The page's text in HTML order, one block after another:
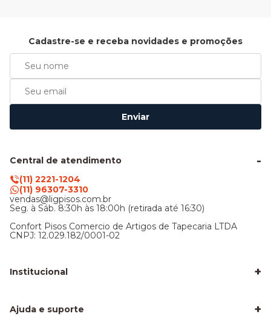
Cadastre-se e receba novidades e promoções
Enviar
Central de atendimento
(11) 2221-1204
(11) 96307-3310
vendas@ligpisos.com.br
Seg. à Sáb. 8:30h às 18:00h (retirada até 16:30)
Confort Pisos Comercio de Artigos de Tapecaria LTDA
CNPJ: 12.029.182/0001-02
Institucional +
Sobre nós
Nossa Loja
Ajuda e suporte +